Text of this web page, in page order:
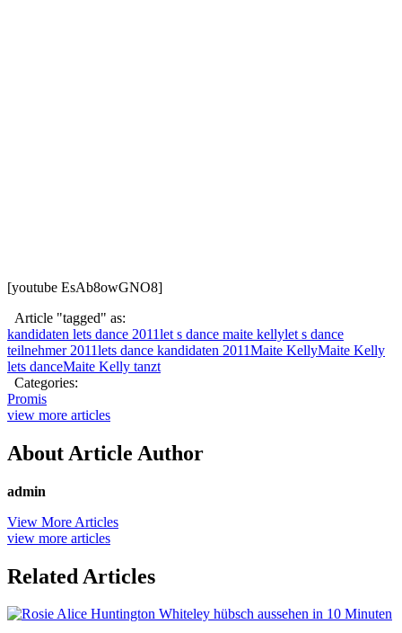
[youtube EsAb8owGNO8]
Article "tagged" as:
kandidaten lets dance 2011let s dance maite kellylet s dance
teilnehmer 2011lets dance kandidaten 2011Maite KellyMaite Kelly
lets danceMaite Kelly tanzt
Categories:
Promis
view more articles
About Article Author
admin
View More Articles
view more articles
Related Articles